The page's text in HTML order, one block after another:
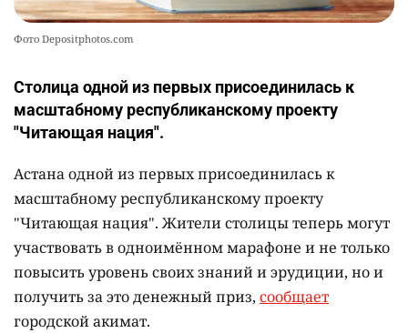
Фото Depositphotos.com
Столица одной из первых присоединилась к
масштабному республиканскому проекту
"Читающая нация".
Астана одной из первых присоединилась к
масштабному республиканскому проекту
"Читающая нация". Жители столицы теперь могут
участвовать в одноимённом марафоне и не только
повысить уровень своих знаний и эрудиции, но и
получить за это денежный приз, сообщает
городской акимат.